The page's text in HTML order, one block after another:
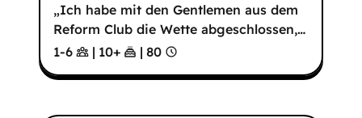
„Ich habe mit den Gentlemen aus dem
Reform Club die Wette abgeschlossen,…
1-6
| 10+ | 80